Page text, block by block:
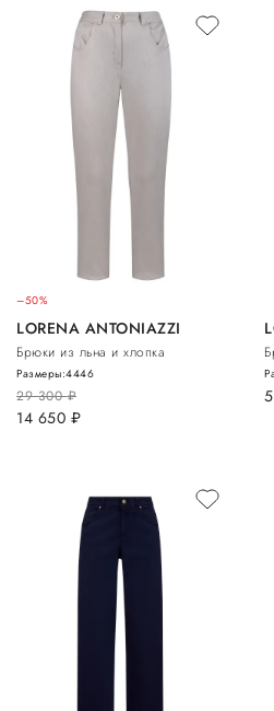
–50%
LORENA ANTONIAZZI
Брюки из льна и хлопка
29 300руб.
14 650 руб.
Размеры:4446